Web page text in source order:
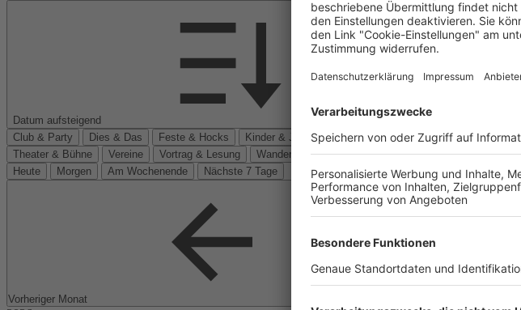
Datum aufsteigend
Club & Party
Dies & Das Feste & Hocks Kinder & Jugend Kino Klassik Kunst & Museen
Theater & Bühne
Vereine Vortrag & Lesung
Wanderungen
Heute
Morgen Am Wochenende Nächste 7 Tage
Vorheriger Monat